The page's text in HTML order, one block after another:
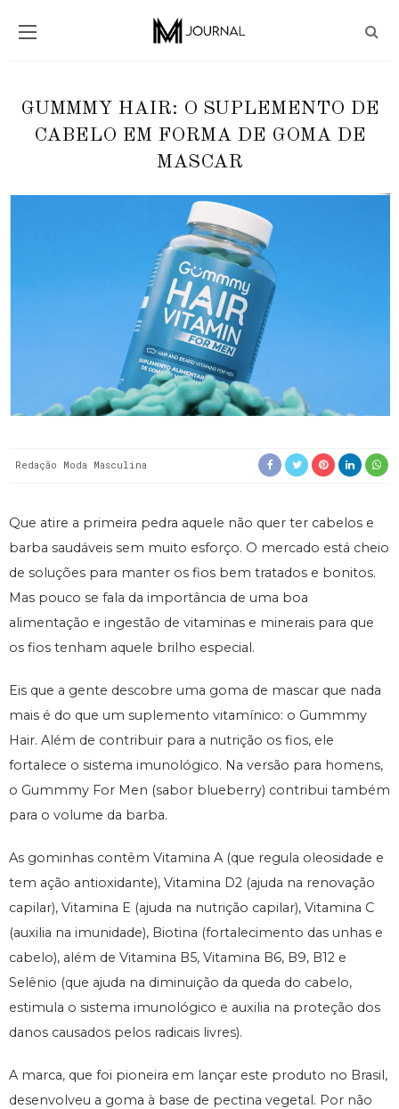
GUMMMY HAIR: O SUPLEMENTO DE
CABELO EM FORMA DE GOMA DE
MASCAR
Redação Moda Masculina
Que atire a primeira pedra aquele não quer ter cabelos e
barba saudáveis sem muito esforço. O mercado está cheio
de soluções para manter os fios bem tratados e bonitos.
Mas pouco se fala da importância de uma boa
alimentação e ingestão de vitaminas e minerais para que
os fios tenham aquele brilho especial.
Eis que a gente descobre uma goma de mascar que nada
mais é do que um suplemento vitamínico: o Gummmy
Hair. Além de contribuir para a nutrição os fios, ele
fortalece o sistema imunológico. Na versão para homens,
o Gummmy For Men (sabor blueberry) contribui também
para o volume da barba.
As gominhas contêm Vitamina A (que regula oleosidade e
tem ação antioxidante), Vitamina D2 (ajuda na renovação
capilar), Vitamina E (ajuda na nutrição capilar), Vitamina C
(auxilia na imunidade), Biotina (fortalecimento das unhas e
cabelo), além de Vitamina B5, Vitamina B6, B9, B12 e
Selênio (que ajuda na diminuição da queda do cabelo,
estimula o sistema imunológico e auxilia na proteção dos
danos causados pelos radicais livres).
A marca, que foi pioneira em lançar este produto no Brasil,
desenvolveu a goma à base de pectina vegetal. Por não